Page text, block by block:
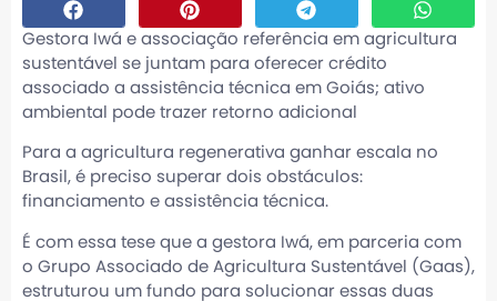
Gestora Iwá e associação referência em agricultura
sustentável se juntam para oferecer crédito
associado a assistência técnica em Goiás; ativo
ambiental pode trazer retorno adicional
Para a agricultura regenerativa ganhar escala no
Brasil, é preciso superar dois obstáculos:
financiamento e assistência técnica.
É com essa tese que a gestora Iwá, em parceria com
o Grupo Associado de Agricultura Sustentável (Gaas),
estruturou um fundo para solucionar essas duas